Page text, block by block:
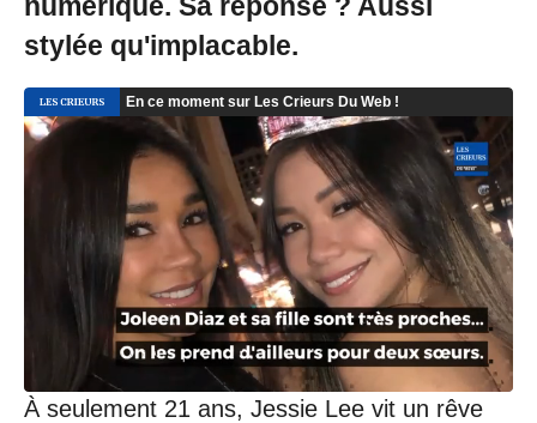
numérique. Sa réponse ? Aussi
stylée qu'implacable.
À seulement 21 ans, Jessie Lee vit un rêve